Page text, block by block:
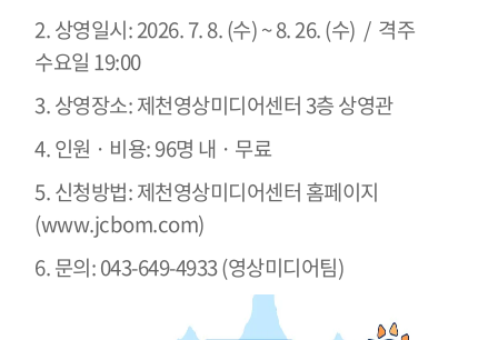
2. 상영일시: 2026. 7. 8. (수) ~ 8. 26. (수) / 격주
수요일 19:00
3. 상영장소: 제천영상미디어센터 3층 상영관
4. 인원 · 비용: 96명 내 · 무료
5. 신청방법: 제천영상미디어센터 홈페이지
(www.jcbom.com)
6. 문의: 043-649-4933 (영상미디어팀)